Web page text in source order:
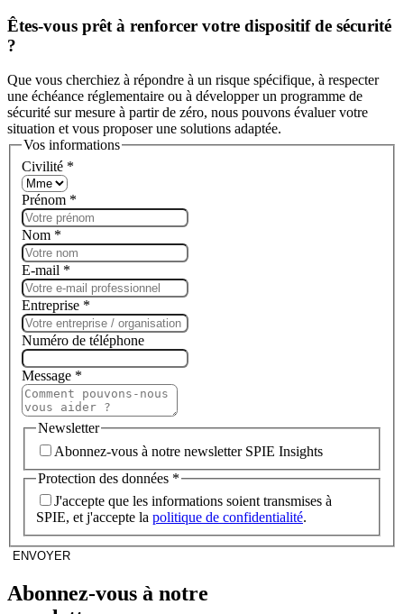
Êtes-vous prêt à renforcer votre dispositif de sécurité
?
Que vous cherchiez à répondre à un risque spécifique, à respecter
une échéance réglementaire ou à développer un programme de
sécurité sur mesure à partir de zéro, nous pouvons évaluer votre
situation et vous proposer une solutions adaptée.
Vos informations
Civilité *
Prénom *
Nom *
E-mail *
Entreprise *
Numéro de téléphone
Message *
Newsletter
Abonnez-vous à notre newsletter SPIE Insights
Protection des données *
J'accepte que les informations soient transmises à
SPIE, et j'accepte la politique de confidentialité.
ENVOYER
Abonnez-vous à notre